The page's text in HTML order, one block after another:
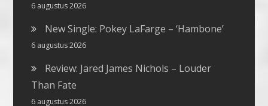
6 augustus 2026
New Single: Pokey LaFarge – ‘Hambone’
6 augustus 2026
Review: Jared James Nichols – Louder
Than Fate
6 augustus 2026